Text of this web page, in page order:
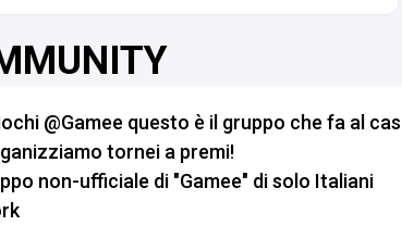
@Gamee questo è il gruppo che fa al
tornei a premi!
non-ufficiale di "Gamee" di solo Italiani